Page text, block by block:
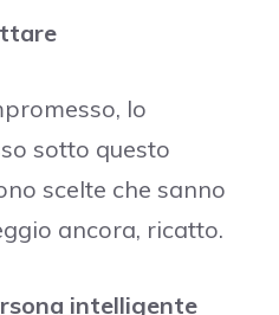
lo
sotto questo
scelte che sanno
ancora, ricatto.
intelligente